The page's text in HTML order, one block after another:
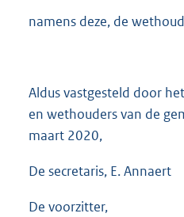
namens deze, de
Aldus vastgesteld door
en wethouders van de
maart 2020,
De secretaris, E. Annaert
De voorzitter,